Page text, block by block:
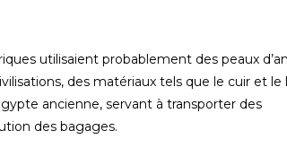
utilisaient probablement des peaux
des matériaux tels que le cuir et le
ancienne, servant à transporter des
des bagages.